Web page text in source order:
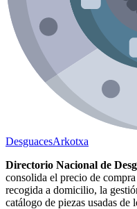
DesguacesArkotxa
Directorio Nacional de
consolida el precio de
recogida a domicilio, la
catálogo de piezas usadas de